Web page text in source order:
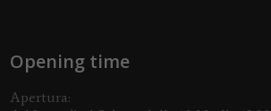
Opening time
Apertura: